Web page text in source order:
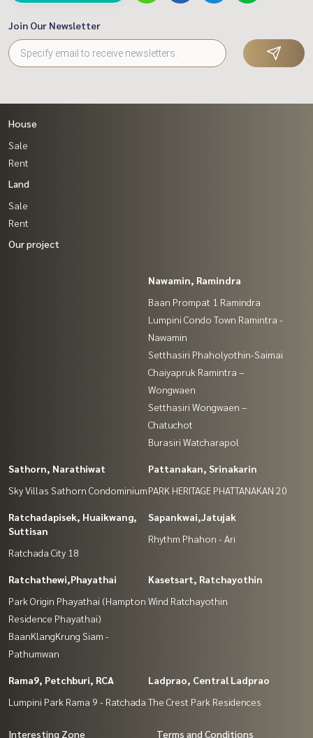
Join Our Newsletter
House
Sale
Rent
Land
Sale
Rent
Our project
Nawamin, Ramindra
Baan Prompat 1 Ramindra
Lumpini Condo Town Ramintra -
Nawamin
Setthasiri Phaholyothin-Saimai
Chaiyapruk Ramintra –
Wongwaen
Setthasiri Wongwaen –
Chatuchot
Burasiri Watcharapol
Sathorn, Narathiwat
Sky Villas Sathorn Condominium
Pattanakan, Srinakarin
PARK HERITAGE PHATTANAKAN 20
Ratchadapisek, Huaikwang,
Suttisan
Ratchada City 18
Sapankwai,Jatujak
Rhythm Phahon - Ari
Ratchathewi,Phayathai
Park Origin Phayathai (Hampton
Residence Phayathai)
BaanKlangKrung Siam -
Pathumwan
Kasetsart, Ratchayothin
Wind Ratchayothin
Rama9, Petchburi, RCA
Lumpini Park Rama 9 - Ratchada
Ladprao, Central Ladprao
The Crest Park Residences
Interesting Zone Terms and Conditions